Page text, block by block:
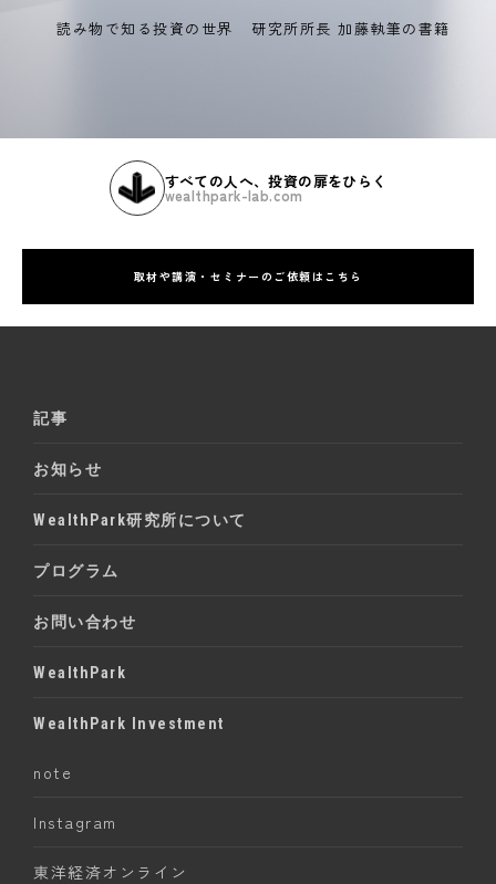
読み物で知る投資の世界 研究所所長 加藤執筆の書籍
すべての人へ、投資の扉をひらく
wealthpark-lab.com
取材や講演・セミナーのご依頼はこちら
記事
お知らせ
WealthPark研究所について
プログラム
お問い合わせ
WealthPark
WealthPark Investment
note
Instagram
東洋経済オンライン